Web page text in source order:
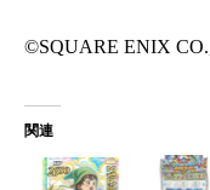
©SQUARE ENIX
関連